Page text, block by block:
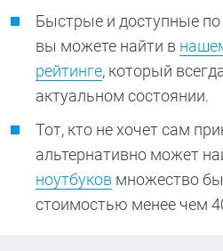
Быстрые и доступные по
вы можете найти в
рейтинге, который
актуальном состоянии.
Тот, кто не хочет сам
альтернативно может
ноутбуков множество
стоимостью менее чем